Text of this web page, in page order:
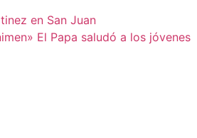
en San Juan
El Papa saludó a los jóvenes